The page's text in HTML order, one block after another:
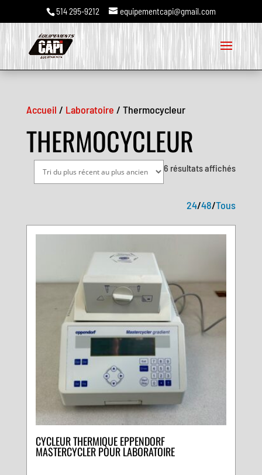
514 295-9212 equipementcapi@gmail.com
Accueil / Laboratoire / Thermocycleur
THERMOCYCLEUR
6 résultats affichésTrié
24/48/Tous
CYCLEUR THERMIQUE EPPENDORF
MASTERCYCLER POUR LABORATOIRE